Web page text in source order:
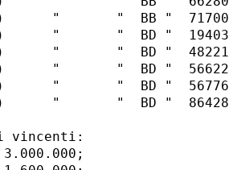
"       "  BB "  71700
"       "  BD "  19403
"       "  BD "  48221
"       "  BD "  56622
"       "  BD "  56776
"       "  BD "  86428
vincenti: